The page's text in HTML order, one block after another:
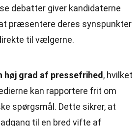
debatter giver kandidaterne
præsentere deres synspunkter
til vælgerne.
høj grad af pressefrihed , hvilket
kan rapportere frit om
spørgsmål. Dette sikrer, at
til en bred vifte af